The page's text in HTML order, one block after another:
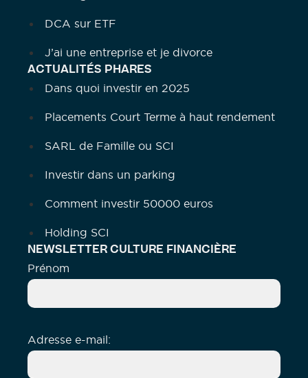
DCA sur ETF
J’ai une entreprise et je divorce
ACTUALITÉS PHARES
Dans quoi investir en 2025
Placements Court Terme à haut rendement
SARL de Famille ou SCI
Investir dans un parking
Comment investir 50000 euros
Holding SCI
NEWSLETTER CULTURE FINANCIÈRE
Prénom
Adresse e-mail: